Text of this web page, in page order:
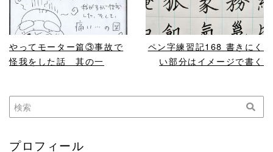
やってモーター篇③事故で
怪我をした話 其の一
ペン字練習記168 書きにく
い部分はイメージで書く
プロフィール